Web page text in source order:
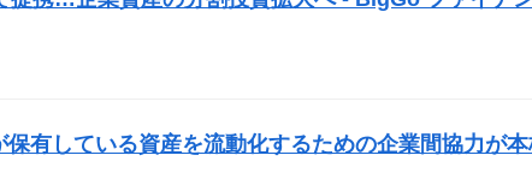
保有している資産を流動化するための企業間協力が